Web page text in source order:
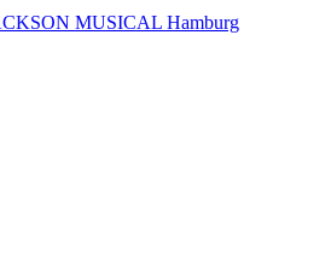
MUSICAL Hamburg